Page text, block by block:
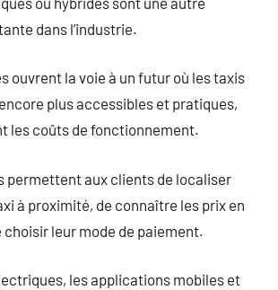
dans l’industrie.
ouvrent la voie à un futur où les taxis
plus accessibles et pratiques,
les coûts de fonctionnement.
permettent aux clients de localiser
à proximité, de connaître les prix en
leur mode de paiement.
les applications mobiles et